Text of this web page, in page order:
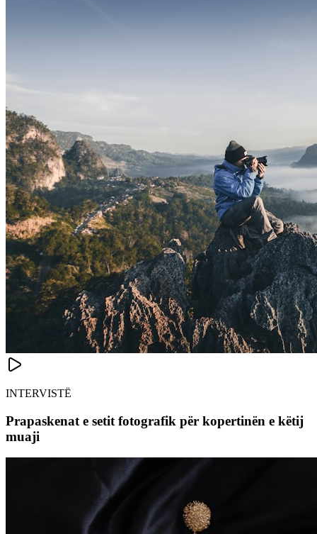
INTERVISTË
Prapaskenat e setit fotografik për kopertinën e këtij
muaji